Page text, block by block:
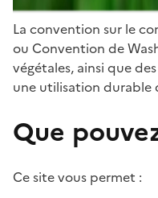
La convention sur le
ou Convention de
végétales, ainsi que
une utilisation durable
Que
Ce site vous permet :